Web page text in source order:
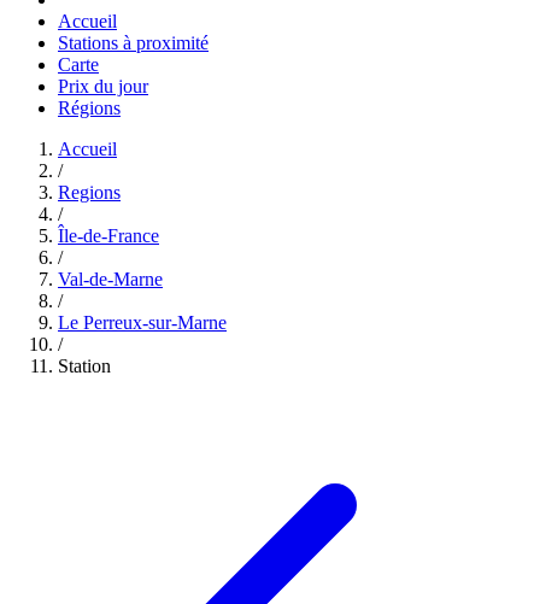
Accueil
Stations à proximité
Carte
Prix du jour
Régions
Accueil
/
Regions
/
Île-de-France
/
Val-de-Marne
/
Le Perreux-sur-Marne
/
Station